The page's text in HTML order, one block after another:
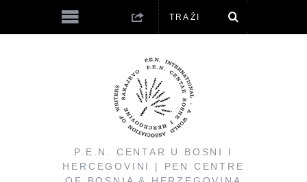
P.E.N. CENTAR U BOSNI I
HERCEGOVINI | PEN CENTRE